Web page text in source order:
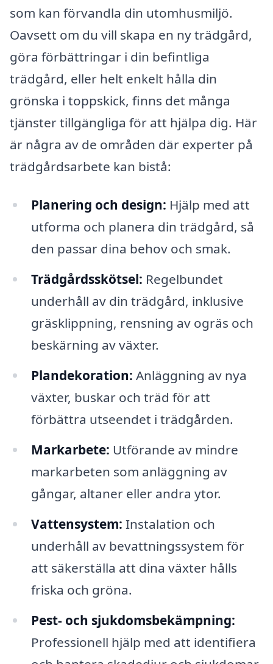
som kan förvandla din utomhusmiljö.
Oavsett om du vill skapa en ny trädgård,
göra förbättringar i din befintliga
trädgård, eller helt enkelt hålla din
grönska i toppskick, finns det många
tjänster tillgängliga för att hjälpa dig. Här
är några av de områden där experter på
trädgårdsarbete kan bistå:
Planering och design: Hjälp med att
utforma och planera din trädgård, så
den passar dina behov och smak.
Trädgårdsskötsel: Regelbundet
underhåll av din trädgård, inklusive
gräsklippning, rensning av ogräs och
beskärning av växter.
Plandekoration: Anläggning av nya
växter, buskar och träd för att
förbättra utseendet i trädgården.
Markarbete: Utförande av mindre
markarbeten som anläggning av
gångar, altaner eller andra ytor.
Vattensystem: Instalation och
underhåll av bevattningssystem för
att säkerställa att dina växter hålls
friska och gröna.
Pest- och sjukdomsbekämpning:
Professionell hjälp med att identifiera